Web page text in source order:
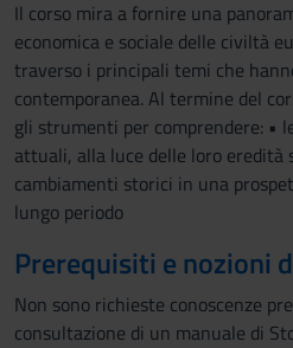
Il corso mira a fornire una
economica e sociale delle civiltà
traverso i principali temi che
contemporanea. Al termine del
gli strumenti per comprendere: •
attuali, alla luce delle loro eredità
cambiamenti storici in una
lungo periodo
Prerequisiti e nozioni
Non sono richieste conoscenze
consultazione di un manuale di